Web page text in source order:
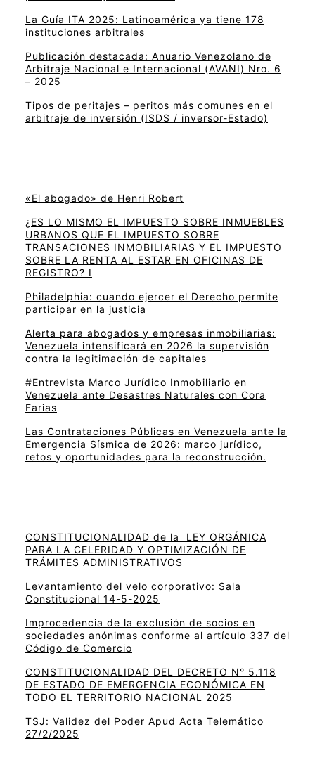
La Guía ITA 2025: Latinoamérica ya tiene 178
instituciones arbitrales
Publicación destacada: Anuario Venezolano de
Arbitraje Nacional e Internacional (AVANI) Nro. 6
– 2025
Tipos de peritajes – peritos más comunes en el
arbitraje de inversión (ISDS / inversor-Estado)
«El abogado» de Henri Robert
¿ES LO MISMO EL IMPUESTO SOBRE INMUEBLES
URBANOS QUE EL IMPUESTO SOBRE
TRANSACIONES INMOBILIARIAS Y EL IMPUESTO
SOBRE LA RENTA AL ESTAR EN OFICINAS DE
REGISTRO? I
Philadelphia: cuando ejercer el Derecho permite
participar en la justicia
Alerta para abogados y empresas inmobiliarias:
Venezuela intensificará en 2026 la supervisión
contra la legitimación de capitales
#Entrevista Marco Jurídico Inmobiliario en
Venezuela ante Desastres Naturales con Cora
Farias
Las Contrataciones Públicas en Venezuela ante la
Emergencia Sísmica de 2026: marco jurídico,
retos y oportunidades para la reconstrucción.
CONSTITUCIONALIDAD de la LEY ORGÁNICA
PARA LA CELERIDAD Y OPTIMIZACIÓN DE
TRÁMITES ADMINISTRATIVOS
Levantamiento del velo corporativo: Sala
Constitucional 14-5-2025
Improcedencia de la exclusión de socios en
sociedades anónimas conforme al artículo 337 del
Código de Comercio
CONSTITUCIONALIDAD DEL DECRETO N° 5.118
DE ESTADO DE EMERGENCIA ECONÓMICA EN
TODO EL TERRITORIO NACIONAL 2025
TSJ: Validez del Poder Apud Acta Telemático
27/2/2025